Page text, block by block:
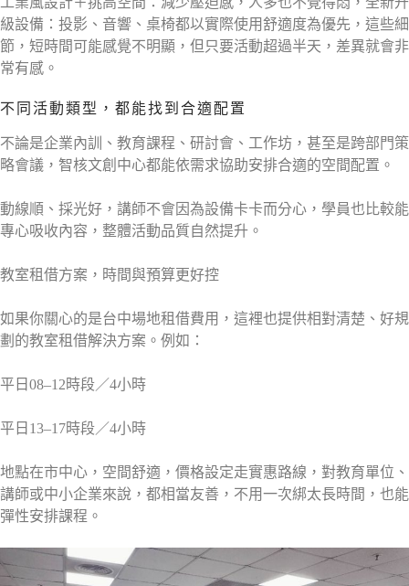
級設備：投影、音響、桌椅都以實際使用舒適度為優先，這些細
節，短時間可能感覺不明顯，但只要活動超過半天，差異就會非
常有感。
不同活動類型，都能找到合適配置
不論是企業內訓、教育課程、研討會、工作坊，甚至是跨部門策
略會議，智核文創中心都能依需求協助安排合適的空間配置。
動線順、採光好，講師不會因為設備卡卡而分心，學員也比較能
專心吸收內容，整體活動品質自然提升。
教室租借方案，時間與預算更好控
如果你關心的是台中場地租借費用，這裡也提供相對清楚、好規
劃的教室租借解決方案。例如：
平日08–12時段／4小時
平日13–17時段／4小時
地點在市中心，空間舒適，價格設定走實惠路線，對教育單位、
講師或中小企業來說，都相當友善，不用一次綁太長時間，也能
彈性安排課程。